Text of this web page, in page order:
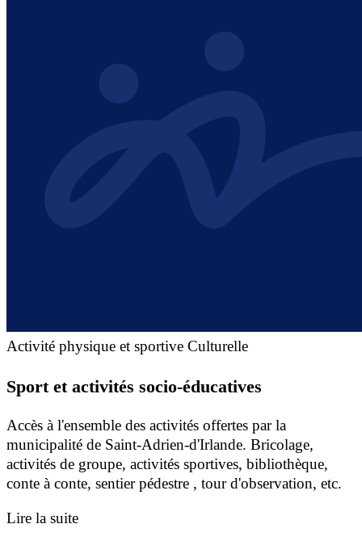
Activité physique et sportive Culturelle
Sport et activités socio-éducatives
Accès à l'ensemble des activités offertes par la
municipalité de Saint-Adrien-d'Irlande. Bricolage,
activités de groupe, activités sportives, bibliothèque,
conte à conte, sentier pédestre , tour d'observation, etc.
Lire la suite